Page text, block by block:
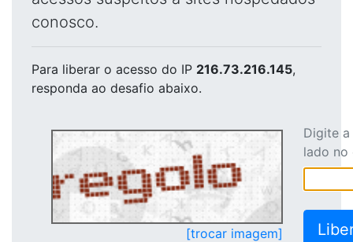
conosco.
Para liberar o acesso do IP 216.73.216.145,
responda ao desafio abaixo.
[trocar imagem]
Digite
lado no